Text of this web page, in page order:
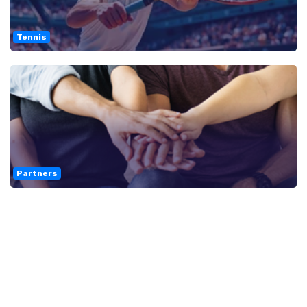
Tennis
Partners